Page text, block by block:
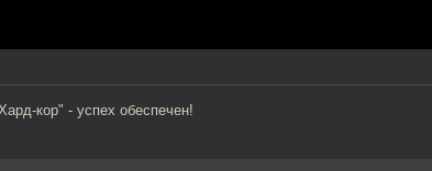
кор" - успех обеспечен!